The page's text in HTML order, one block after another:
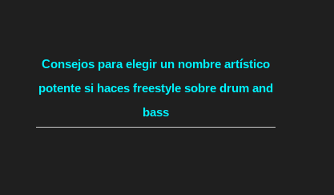
Consejos para elegir un nombre artístico
potente si haces freestyle sobre drum and
bass